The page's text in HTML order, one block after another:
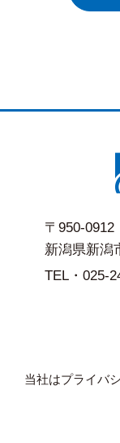
〒950-0912
新潟県新潟
TEL・025-
当社はプライバ